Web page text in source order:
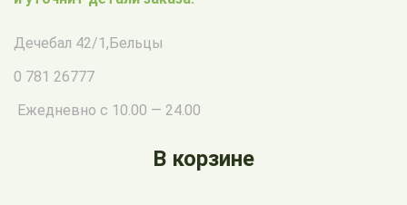
Дечебал 42/1 , Бельцы
0 781 26777
Ежедневно с 10.00 — 24.00
В корзине